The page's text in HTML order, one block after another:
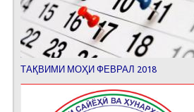
ТАҚВИМИ МОҲИ ФЕВРАЛ 2018